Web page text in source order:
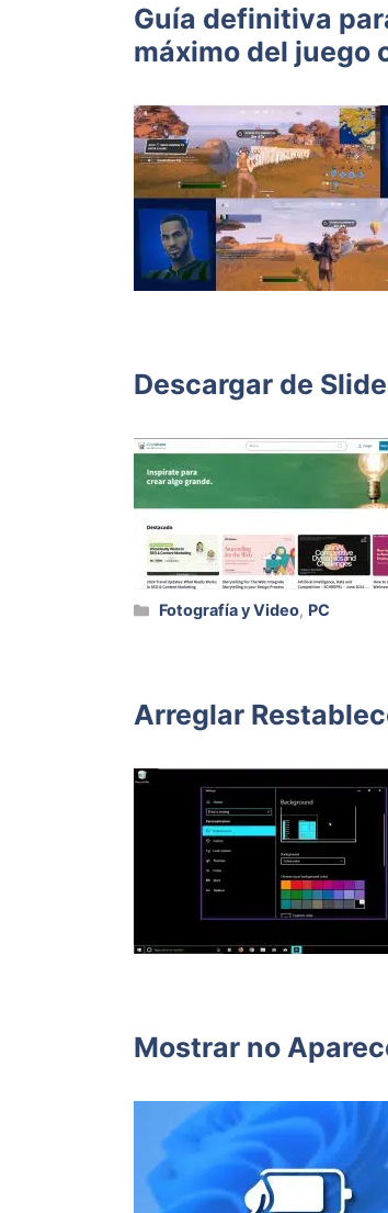
Guía definitiva
máximo del juego
Descargar de
Categorías
Fotografía y Video, PC
Arreglar
Mostrar no